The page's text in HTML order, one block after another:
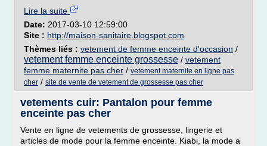
Lire la suite
Date: 2017-03-10 12:59:00
Site : http://maison-sanitaire.blogspot.com
Thèmes liés : vetement de femme enceinte d'occasion /
vetement femme enceinte grossesse / vetement
femme maternite pas cher / vetement maternite en ligne pas
cher / site de vente de vetement de grossesse pas cher
vetements cuir: Pantalon pour femme
enceinte pas cher
Vente en ligne de vetements de grossesse, lingerie et
articles de mode pour la femme enceinte. Kiabi, la mode a